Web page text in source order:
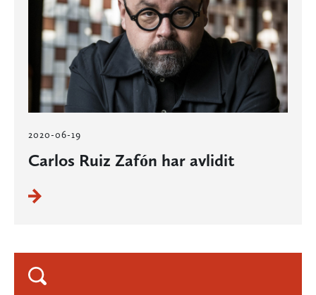
2020-06-19
Carlos Ruiz Zafón har avlidit